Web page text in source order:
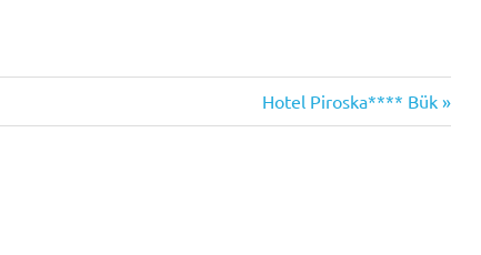
Next
Post:
Hotel Piroska**** Bük